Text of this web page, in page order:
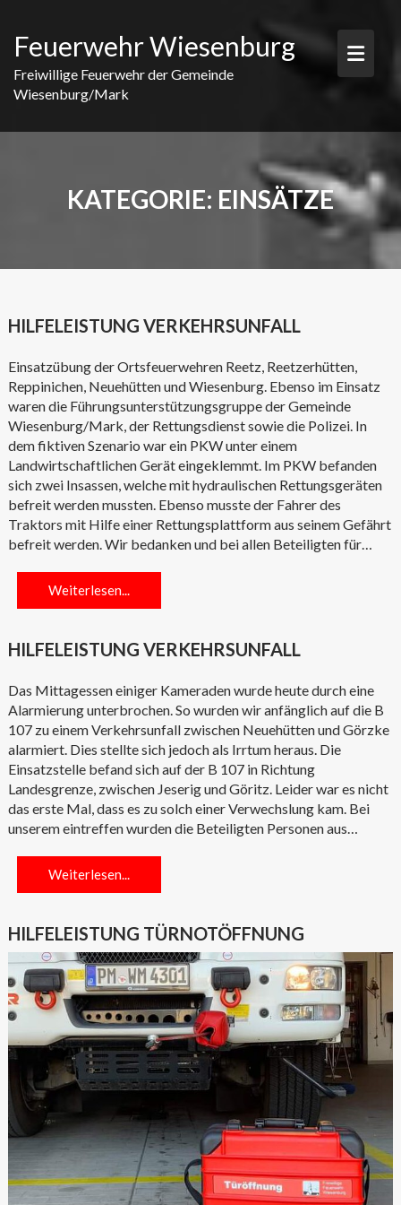
content
Feuerwehr Wiesenburg
Freiwillige Feuerwehr der Gemeinde
Wiesenburg/Mark
KATEGORIE: EINSÄTZE
HILFELEISTUNG VERKEHRSUNFALL
Einsatzübung der Ortsfeuerwehren Reetz, Reetzerhütten,
Reppinichen, Neuehütten und Wiesenburg. Ebenso im Einsatz
waren die Führungsunterstützungsgruppe der Gemeinde
Wiesenburg/Mark, der Rettungsdienst sowie die Polizei. In
dem fiktiven Szenario war ein PKW unter einem
Landwirtschaftlichen Gerät eingeklemmt. Im PKW befanden
sich zwei Insassen, welche mit hydraulischen Rettungsgeräten
befreit werden mussten. Ebenso musste der Fahrer des
Traktors mit Hilfe einer Rettungsplattform aus seinem Gefährt
befreit werden. Wir bedanken und bei allen Beteiligten für…
Weiterlesen...
HILFELEISTUNG VERKEHRSUNFALL
Das Mittagessen einiger Kameraden wurde heute durch eine
Alarmierung unterbrochen. So wurden wir anfänglich auf die B
107 zu einem Verkehrsunfall zwischen Neuehütten und Görzke
alarmiert. Dies stellte sich jedoch als Irrtum heraus. Die
Einsatzstelle befand sich auf der B 107 in Richtung
Landesgrenze, zwischen Jeserig und Göritz. Leider war es nicht
das erste Mal, dass es zu solch einer Verwechslung kam. Bei
unserem eintreffen wurden die Beteiligten Personen aus…
Weiterlesen...
HILFELEISTUNG TÜRNOTÖFFNUNG